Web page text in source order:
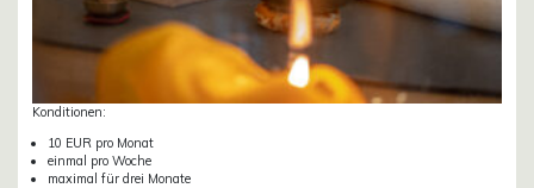
Konditionen:
10 EUR pro Monat
einmal pro Woche
maximal für drei Monate